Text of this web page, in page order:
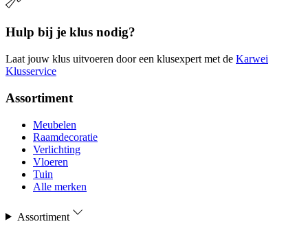
Hulp bij je klus nodig?
Laat jouw klus uitvoeren door een klusexpert met de Karwei
Klusservice
Assortiment
Meubelen
Raamdecoratie
Verlichting
Vloeren
Tuin
Alle merken
Assortiment